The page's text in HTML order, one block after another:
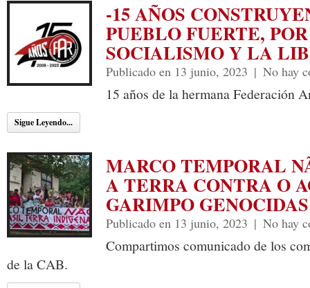
-15 AÑOS
PUEBLO FUERTE,
SOCIALISMO Y LA
Publicado en 13 junio, 2023 | No hay
15 años de la hermana Federación
Sigue Leyendo...
MARCO TEMPORAL
A TERRA CONTRA O
GARIMPO
Publicado en 13 junio, 2023 | No hay
Compartimos comunicado de los
de la CAB.